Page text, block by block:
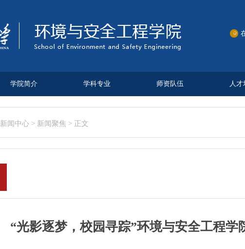

学院简介 学科专业 师资队伍 人才
新闻中心 > 新闻聚焦 > 正文
“光影逐梦，校园寻踪”环境与安全工程